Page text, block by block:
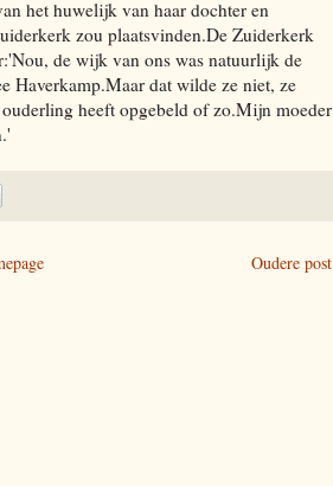
het huwelijk van haar dochter en
zou plaatsvinden.De Zuiderkerk
de wijk van ons was natuurlijk de
Haverkamp.Maar dat wilde ze niet, ze
heeft opgebeld of zo.Mijn moeder
Oudere post